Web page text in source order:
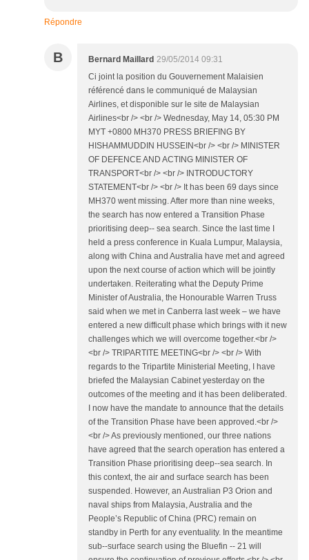
Répondre
B Bernard Maillard 29/05/2014 09:31
Ci joint la position du Gouvernement Malaisien
référencé dans le communiqué de Malaysian
Airlines, et disponible sur le site de Malaysian
Airlines<br /> <br /> Wednesday, May 14, 05:30 PM
MYT +0800 MH370 PRESS BRIEFING BY
HISHAMMUDDIN HUSSEIN<br /> <br /> MINISTER
OF DEFENCE AND ACTING MINISTER OF
TRANSPORT<br /> <br /> INTRODUCTORY
STATEMENT<br /> <br /> It has been 69 days since
MH370 went missing. After more than nine weeks,
the search has now entered a Transition Phase
prioritising deep-­‐ sea search. Since the last time I
held a press conference in Kuala Lumpur, Malaysia,
along with China and Australia have met and agreed
upon the next course of action which will be jointly
undertaken. Reiterating what the Deputy Prime
Minister of Australia, the Honourable Warren Truss
said when we met in Canberra last week – we have
entered a new difficult phase which brings with it new
challenges which we will overcome together.<br />
<br /> TRIPARTITE MEETING<br /> <br /> With
regards to the Tripartite Ministerial Meeting, I have
briefed the Malaysian Cabinet yesterday on the
outcomes of the meeting and it has been deliberated.
I now have the mandate to announce that the details
of the Transition Phase have been approved.<br />
<br /> As previously mentioned, our three nations
have agreed that the search operation has entered a
Transition Phase prioritising deep-­‐sea search. In
this context, the air and surface search has been
suspended. However, an Australian P3 Orion and
naval ships from Malaysia, Australia and the
People’s Republic of China (PRC) remain on
standby in Perth for any eventuality. In the meantime
sub-­‐surface search using the Bluefin -­‐ 21 will